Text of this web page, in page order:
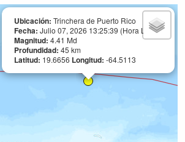
Ubicación: Trinchera de Puerto Rico
Fecha: Julio 07, 2026 13:25:39 (Hora Local)
Magnitud: 4.41 Md
Profundidad: 45 km
Latitud: 19.6656 Longitud: -64.5113